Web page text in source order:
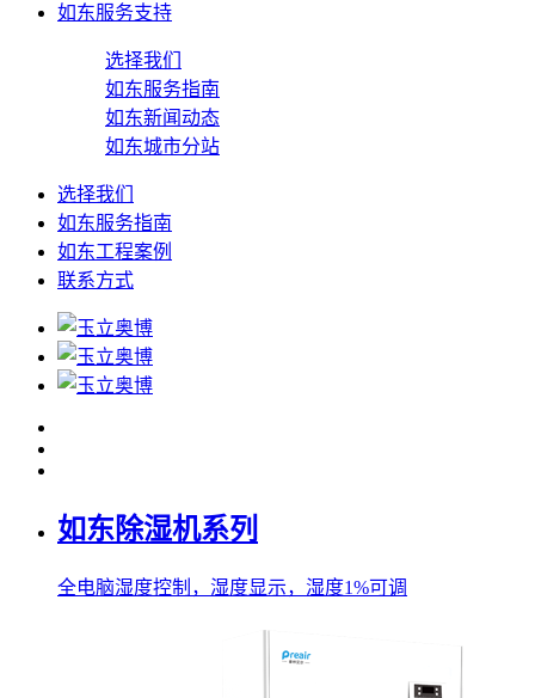
如东服务支持
选择我们
如东服务指南
如东新闻动态
如东城市分站
选择我们
如东服务指南
如东工程案例
联系方式
如东除湿机系列
全电脑湿度控制，湿度显示，湿度1%可调